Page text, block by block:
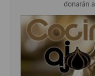
donarán a